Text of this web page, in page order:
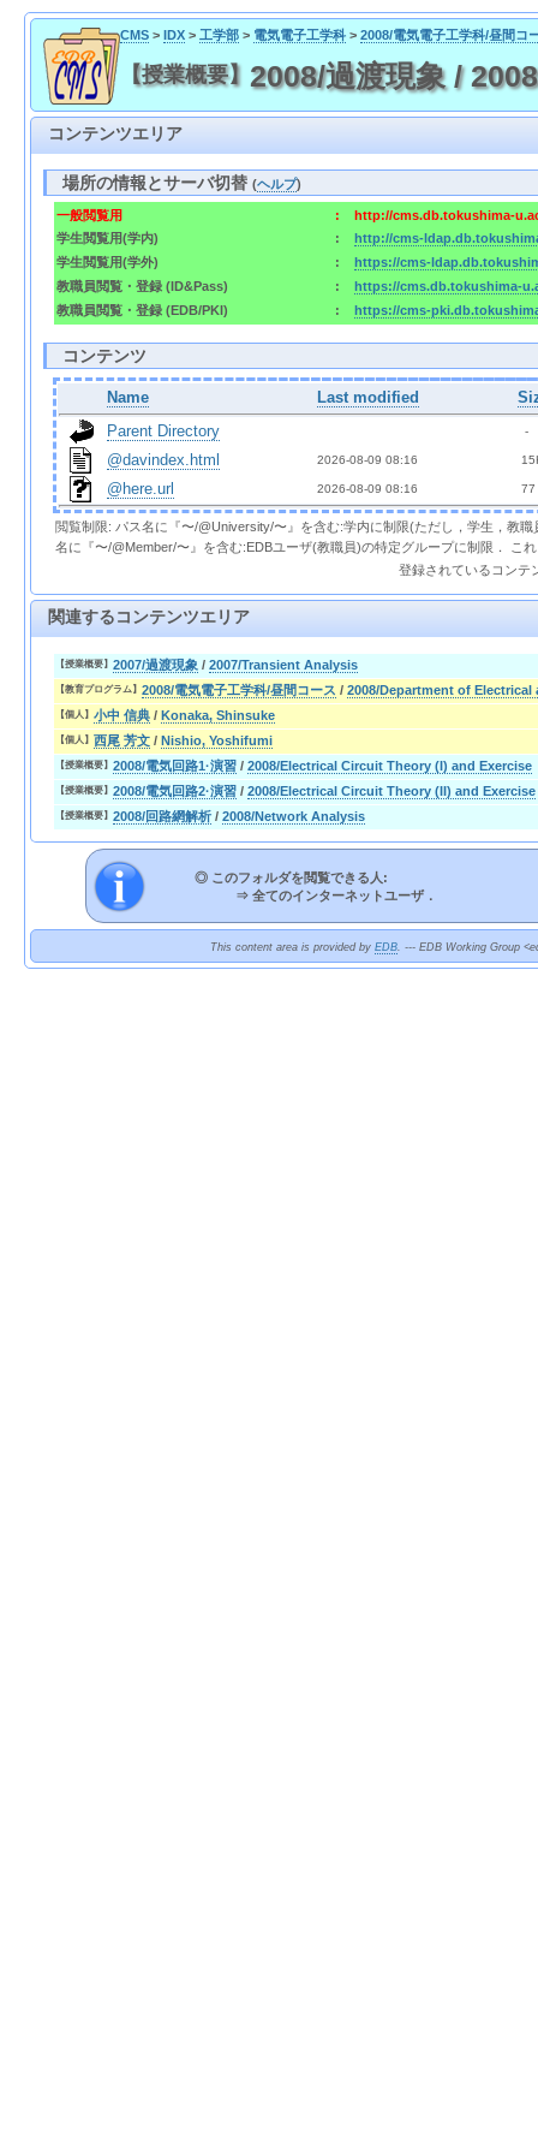
CMS> IDX> 工学部> 電気電子工学科> 2008/電気電子工学科/昼間コ
【授業概要】 2008/過渡現象 /
コンテンツエリア
場所の情報とサーバ切替(ヘルプ)
一般閲覧用 :
http://cms.db.tokushima-
学生閲覧用(学内)
:
http://cms-
学生閲覧用(学外)
:
https://cms-
教職員閲覧・登録 (ID&Pass)
:
https://cms.db.tokushima-
教職員閲覧・登録 (EDB/PKI)
: https://cms-
コンテンツ
Name Last modified
Parent Directory
  -
@davindex.html 2026-08-09 08:16
@here.url 2026-08-09 08:16 77
閲覧制限: パス名に『〜/@University/〜』を含む:学内に制限(ただし，学生，教
名に『〜/@Member/〜』を含む:EDBユーザ(教職員)の特定グループに制限． こ
登録されているコンテ
関連するコンテンツエリア
【授業概要】 2007/過渡現象 / 2007/Transient Analysis
【教育プログラム】 2008/電気電子工学科/昼間コース / 2008/Department of
【個人】 小中 信典 / Konaka, Shinsuke
【個人】 西尾 芳文 / Nishio, Yoshifumi
【授業概要】 2008/電気回路1·演習 / 2008/Electrical Circuit Theory (I) and Exercise
【授業概要】 2008/電気回路2·演習 / 2008/Electrical Circuit Theory (II) and Exercise
【授業概要】 2008/回路網解析 / 2008/Network Analysis
◎ このフォルダを閲覧できる人:
⇒ 全てのインターネットユーザ．
This content area is provided by EDB. --- EDB Working Group